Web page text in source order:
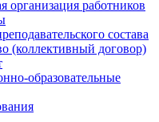
организация работников
состава
(коллективный договор)
образовательные